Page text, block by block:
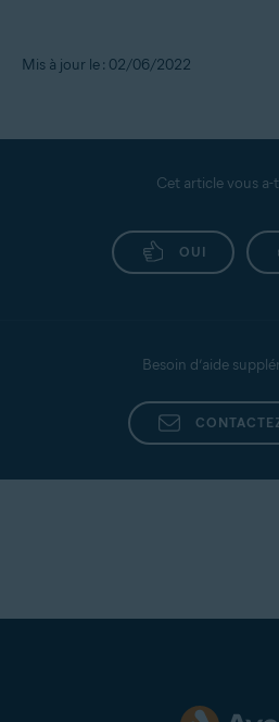
Mis à jour le : 02/06/2022
Cet article vous a-
OUI
Besoin d’aide